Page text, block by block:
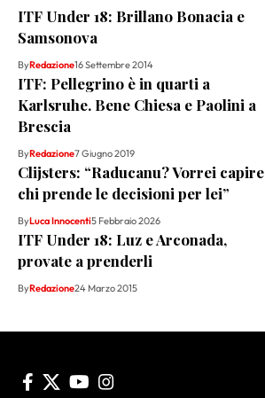
ITF Under 18: Brillano Bonacia e
Samsonova
ByRedazione16 Settembre 2014
ITF: Pellegrino è in quarti a
Karlsruhe. Bene Chiesa e Paolini a
Brescia
ByRedazione7 Giugno 2019
Clijsters: “Raducanu? Vorrei capire
chi prende le decisioni per lei”
ByLuca Innocenti5 Febbraio 2026
ITF Under 18: Luz e Arconada,
provate a prenderli
ByRedazione24 Marzo 2015